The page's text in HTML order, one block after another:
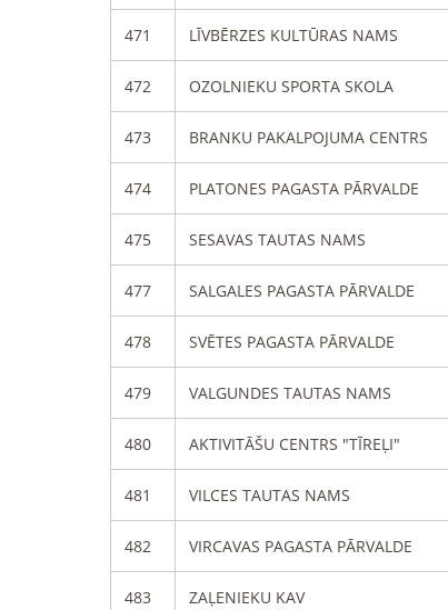
471 LĪVBĒRZES KULTŪRAS NAMS
472 OZOLNIEKU SPORTA SKOLA
473 BRANKU PAKALPOJUMA CENTRS
474 PLATONES PAGASTA PĀRVALDE
475 SESAVAS TAUTAS NAMS
477 SALGALES PAGASTA PĀRVALDE
478 SVĒTES PAGASTA PĀRVALDE
479 VALGUNDES TAUTAS NAMS
480 AKTIVITĀŠU CENTRS "TĪREĻI"
481 VILCES TAUTAS NAMS
482 VIRCAVAS PAGASTA PĀRVALDE
483 ZAĻENIEKU KAV